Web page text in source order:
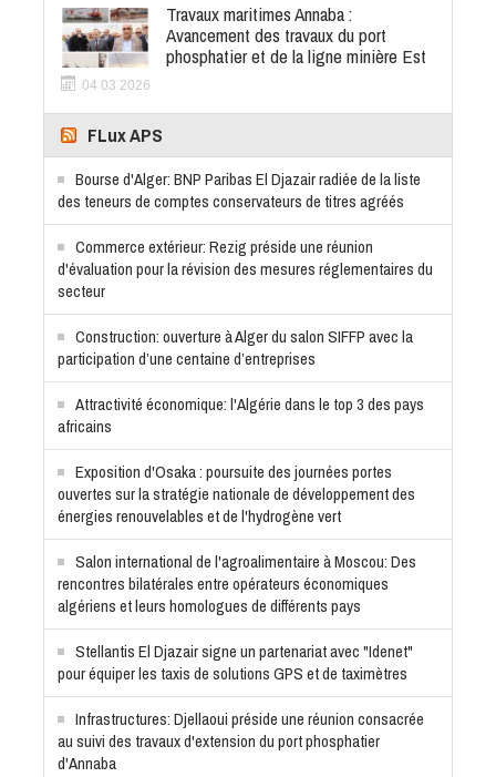
Travaux maritimes Annaba :
Avancement des travaux du port
phosphatier et de la ligne minière Est
04 03 2026
FLux APS
Bourse d'Alger: BNP Paribas El Djazair radiée de la liste
des teneurs de comptes conservateurs de titres agréés
Commerce extérieur: Rezig préside une réunion
d'évaluation pour la révision des mesures réglementaires du
secteur
Construction: ouverture à Alger du salon SIFFP avec la
participation d’une centaine d’entreprises
Attractivité économique: l'Algérie dans le top 3 des pays
africains
Exposition d'Osaka : poursuite des journées portes
ouvertes sur la stratégie nationale de développement des
énergies renouvelables et de l'hydrogène vert
Salon international de l'agroalimentaire à Moscou: Des
rencontres bilatérales entre opérateurs économiques
algériens et leurs homologues de différents pays
Stellantis El Djazair signe un partenariat avec "Idenet"
pour équiper les taxis de solutions GPS et de taximètres
Infrastructures: Djellaoui préside une réunion consacrée
au suivi des travaux d'extension du port phosphatier
d'Annaba